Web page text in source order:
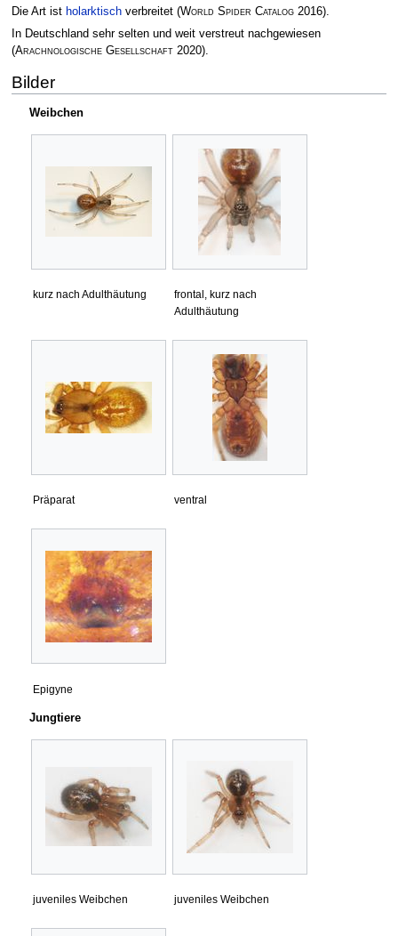
Die Art ist holarktischverbreitet (World Spider Catalog2016).
In Deutschland sehr selten und weit verstreut nachgewiesen
(Arachnologische Gesellschaft2020).
Bilder
Weibchen
kurz nach Adulthäutung
frontal, kurz nach
Adulthäutung
Präparat ventral
Epigyne
Jungtiere
juveniles Weibchen juveniles Weibchen